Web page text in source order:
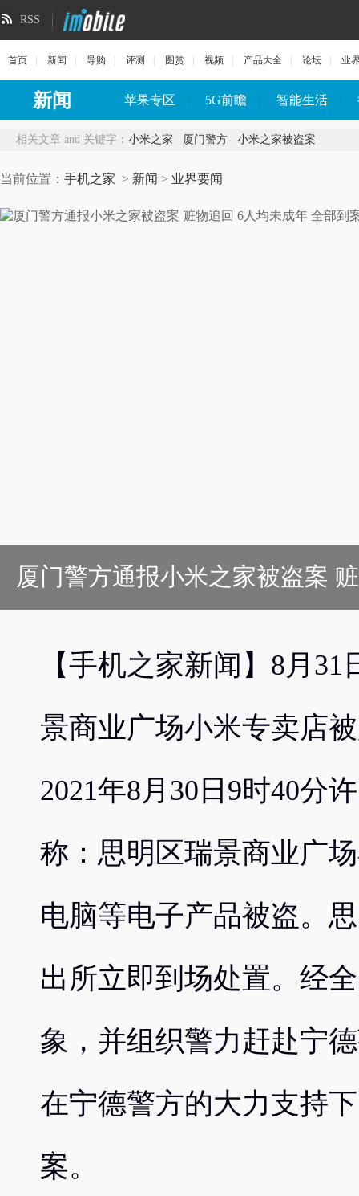
RSS
首页 新闻 导购 评测 图赏 视频 产品大全 论坛 业
新闻 苹果专区 5G前瞻 智能生活
相关文章 and 关键字： 小米之家 厦门警方 小米之家被盗案
当前位置： 手机之家 > 新闻 > 业界要闻
厦门警方通报小米之家被盗案
【手机之家新闻】8月
景商业广场小米专卖店
2021年8月30日9时40分
称：思明区瑞景商业广
电脑等电子产品被盗。
出所立即到场处置。经
象，并组织警力赶赴宁
在宁德警方的大力支持
案。